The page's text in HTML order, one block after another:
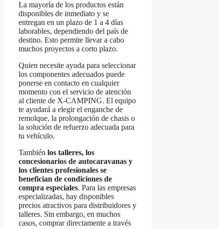
La mayoría de los productos están
disponibles de inmediato y se
entregan en un plazo de 1 a 4 días
laborables, dependiendo del país de
destino. Esto permite llevar a cabo
muchos proyectos a corto plazo.
Quien necesite ayuda para seleccionar
los componentes adecuados puede
ponerse en contacto en cualquier
momento con el servicio de atención
al cliente de X-CAMPING. El equipo
te ayudará a elegir el enganche de
remolque, la prolongación de chasis o
la solución de refuerzo adecuada para
tu vehículo.
También los talleres, los
concesionarios de autocaravanas y
los clientes profesionales se
benefician de condiciones de
compra especiales. Para las empresas
especializadas, hay disponibles
precios atractivos para distribuidores y
talleres. Sin embargo, en muchos
casos, comprar directamente a través